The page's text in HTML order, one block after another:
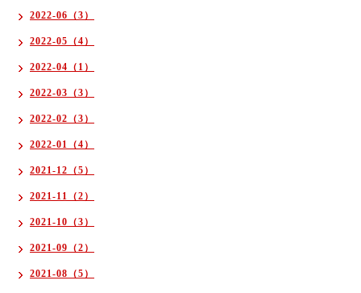
2022-06（3）
2022-05（4）
2022-04（1）
2022-03（3）
2022-02（3）
2022-01（4）
2021-12（5）
2021-11（2）
2021-10（3）
2021-09（2）
2021-08（5）